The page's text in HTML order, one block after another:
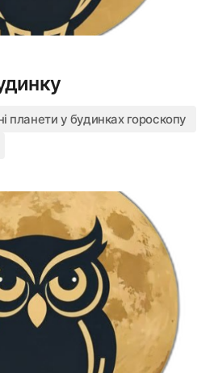
планети у будинках гороскопу